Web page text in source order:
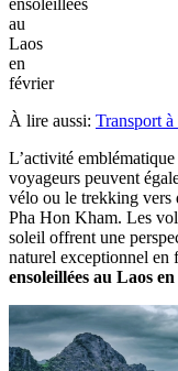
Située à environ 150
ses montagnes
luxuriantes. Sous le
soleil Laos février